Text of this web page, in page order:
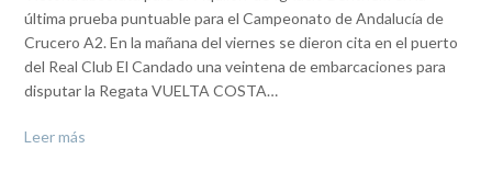
última prueba puntuable para el Campeonato de Andalucía de
Crucero A2. En la mañana del viernes se dieron cita en el puerto
del Real Club El Candado una veintena de embarcaciones para
disputar la Regata VUELTA COSTA…
Leer más